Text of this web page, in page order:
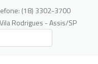
(18) 3302-3700
Rodrigues - Assis/SP